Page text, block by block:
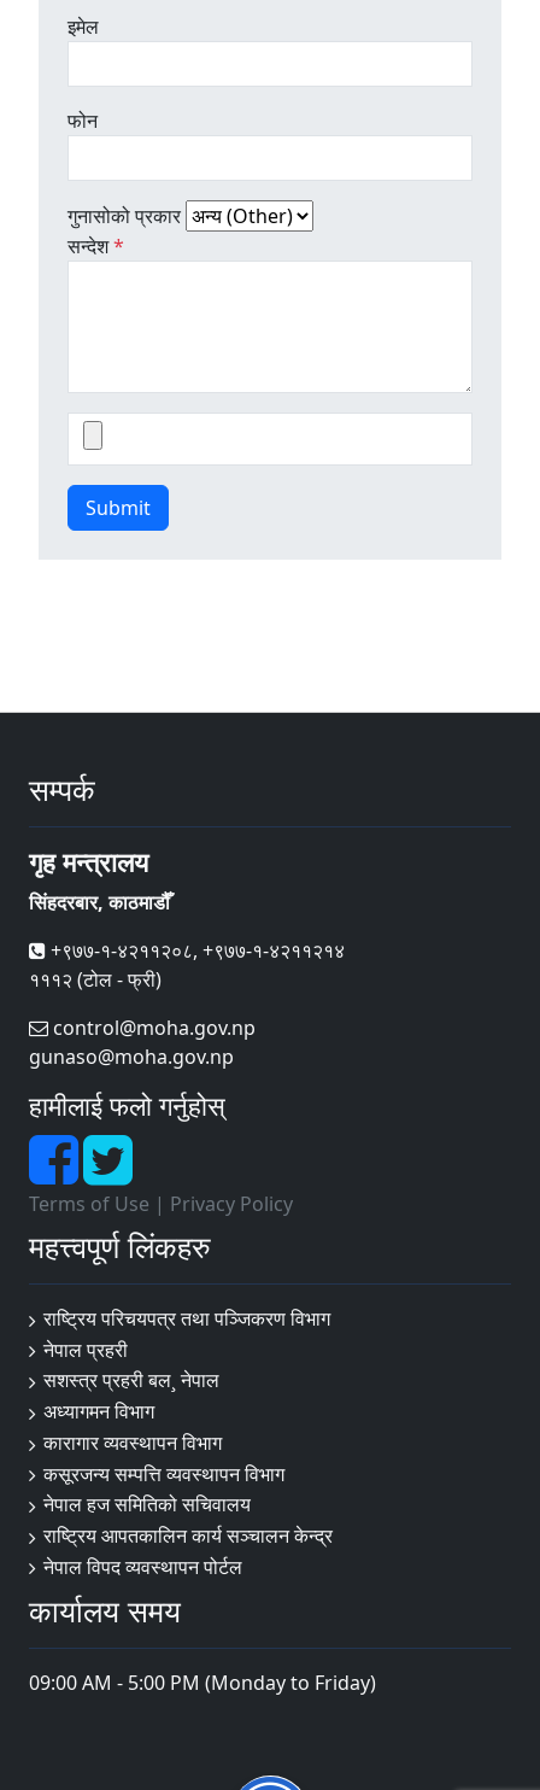
इमेल
फोन
गुनासोको प्रकार
सन्देश*
Submit
सम्पर्क
गृह मन्त्रालय
सिंहदरबार, काठमाडौँ
+९७७-१-४२११२०८, +९७७-१-४२११२१४
१११२ (टोल - फ्री)
control@moha.gov.np
gunaso@moha.gov.np
हामीलाई फलो गर्नुहोस्
Terms of Use | Privacy Policy
महत्त्वपूर्ण लिंकहरु
राष्ट्रिय परिचयपत्र तथा पञ्‍जिकरण विभाग
नेपाल प्रहरी
सशस्त्र प्रहरी बल¸ नेपाल
अध्यागमन विभाग
कारागार व्यवस्थापन विभाग
कसूरजन्य सम्पत्ति व्यवस्थापन विभाग
नेपाल हज समितिको सचिवालय
राष्ट्रिय आपतकालिन कार्य सञ्चालन केन्द्र
नेपाल विपद व्यवस्थापन पोर्टल
कार्यालय समय
09:00 AM - 5:00 PM (Monday to Friday)